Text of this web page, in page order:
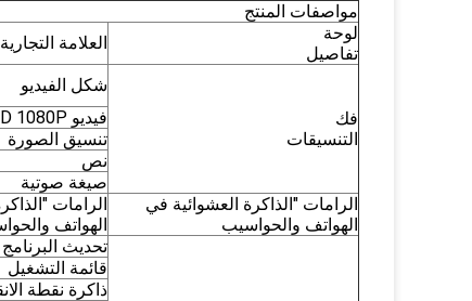
مواصفات المنتج
لوحة
تفاصيل
العلامة
فك
التنسيقات
شكل الفيديو
فيديو FHD 1080P
تنسيق الصورة
نص
صيغة صوتية
الرامات "الذاكرة العشوائية في
الهواتف والحواسيب
الرامات
الهواتف
تحديث البرنامج
قائمة التشغيل
ذاكرة نقطة